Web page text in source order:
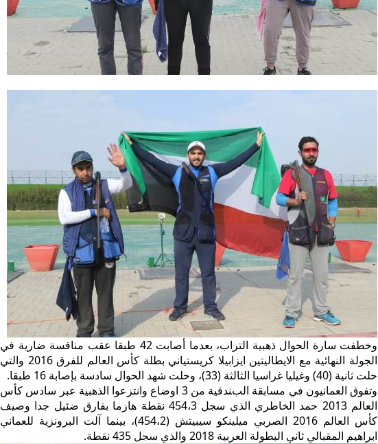
وخطفت سارة الحوال ذهبية التراب، بعدما أصابت 42 طبقا عقب منافسة ضارية في
الجولة النهائية مع الايطاليتين ايزابيلا كريستياني بطلة كأس العالم للفرق 2016 والتي
حلت ثانية (40) وغيليا غراسيا الثالثة (33)، وحلت شهد الحوال سادسة بإصابة 16 طبقا.
وتفوق العمانيون في مسابقة البندقية من 3 اوضاع وانتزعوا الذهبية عبر سادس كأس
العالم 2013 حمد الخاطري الذي سجل 454،3 نقطة هازما بفارق ضئيل جدا وصيف
كأس العالم 2016 الصربي ميلينكو سيبيتش (454،2)، بينما آلت البرونزية للعماني
ابراهيم المقبالي ثاني البطولة العربية 2018 والذي سجل 435 نقطة.